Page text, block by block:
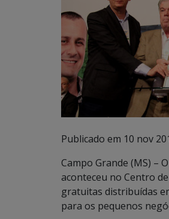
Publicado em 10 nov
Campo Grande (MS) –
aconteceu no Centro
gratuitas distribuídas
para os pequenos